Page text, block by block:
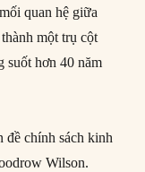
quan hệ giữa
một trụ cột
suốt hơn 40 năm
đề chính sách kinh
Wilson.